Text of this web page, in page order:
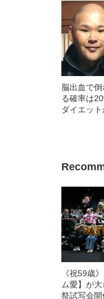
と診断され
脳出血で
る確率は
ダイエッ
《祝59歳
ム愛】が大
祭試写会